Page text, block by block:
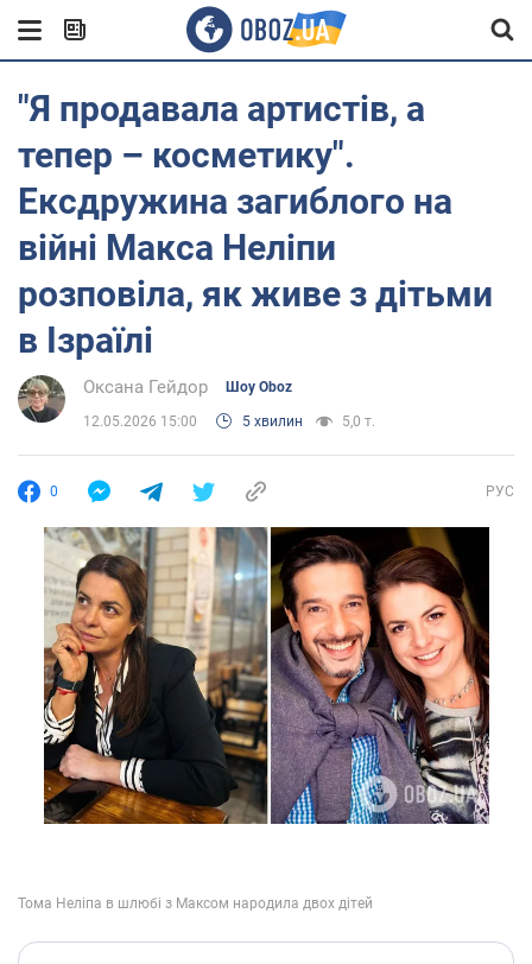
"Я продавала артистів, а
тепер – косметику".
Ексдружина загиблого на
війні Макса Неліпи
розповіла, як живе з дітьми
в Ізраїлі
Оксана Гейдор Шоу Oboz
12.05.2026 15:00 5 хвилин 5,0 т.
0 РУС